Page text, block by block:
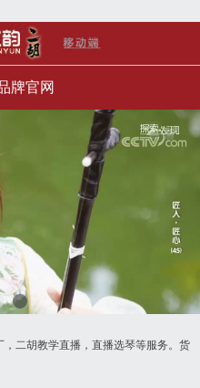
牌官网
播选琴等服务。货到付款，免费电话